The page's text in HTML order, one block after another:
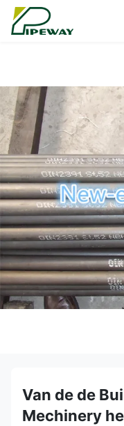
Van de de
Mechinery